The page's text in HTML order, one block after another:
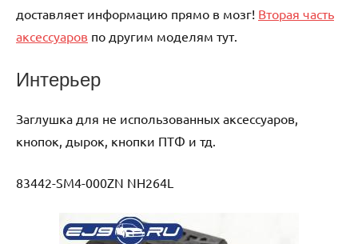
доставляет информацию прямо в мозг! Вторая часть
аксессуаров по другим моделям тут.
Интерьер
Заглушка для не использованных аксессуаров,
кнопок, дырок, кнопки ПТФ и тд.
83442-SM4-000ZN NH264L